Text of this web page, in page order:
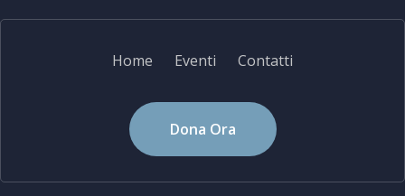
Home Eventi Contatti
Dona Ora